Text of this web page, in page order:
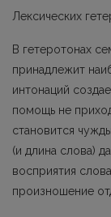
Лексических
В гетеротонах
принадлежит
интонаций
помощь не
становится
(и длина слова)
восприятия
произношение